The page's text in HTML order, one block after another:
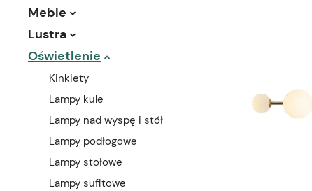
Meble
Lustra
Oświetlenie
Kinkiety
Lampy kule
Lampy nad wyspę i stół
Lampy podłogowe
Lampy stołowe
Lampy sufitowe